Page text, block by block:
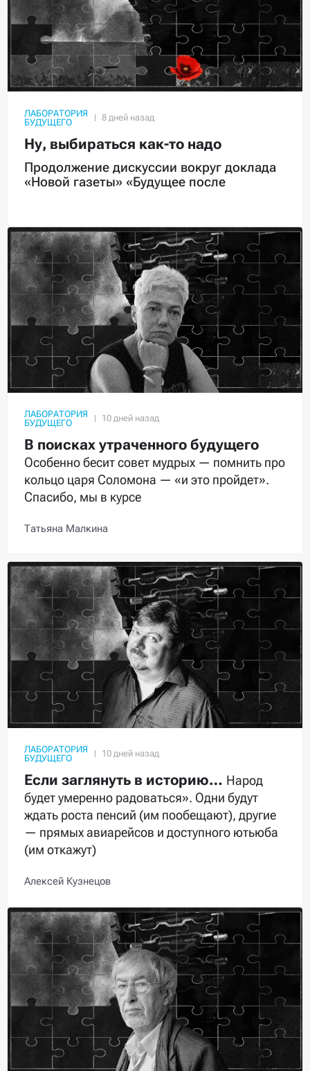
ЛАБОРАТОРИЯ
БУДУЩЕГО
Ну, выбираться как-то надо
Продолжение дискуссии вокруг доклада
«Новой газеты» «Будущее после
ЛАБОРАТОРИЯ
БУДУЩЕГО
В поисках утраченного будущего
Особенно бесит совет мудрых — помнить про
кольцо царя Соломона — «и это пройдет».
Спасибо, мы в курсе
Татьяна Малкина
ЛАБОРАТОРИЯ
БУДУЩЕГО
Если заглянуть в историю… Народ
будет умеренно радоваться». Одни будут
ждать роста пенсий (им пообещают), другие
— прямых авиарейсов и доступного ютьюба
(им откажут)
Алексей Кузнецов